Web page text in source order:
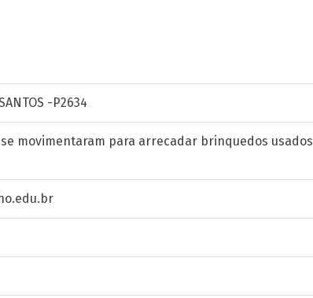
-P2634
movimentaram para arrecadar brinquedos